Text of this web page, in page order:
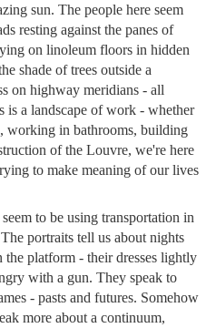
sun. The people here seem
resting against the panes of
on linoleum floors in hidden
shade of trees outside a
on highway meridians - all
is a landscape of work - whether
working in bathrooms, building
of the Louvre, we're here
to make meaning of our lives
to be using transportation in
portraits tell us about nights
platform - their dresses lightly
with a gun. They speak to
- pasts and futures. Somehow
more about a continuum,